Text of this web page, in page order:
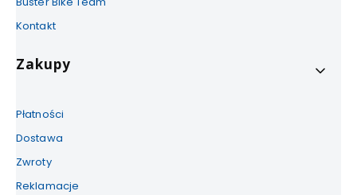
Kontakt
Zakupy
Płatności
Dostawa
Zwroty
Reklamacje